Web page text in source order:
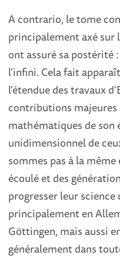
A contrario, le tome
principalement axé sur
ont assuré sa
l'infini. Cela fait
l'étendue des travaux
contributions majeures
mathématiques de son
unidimensionnel de
sommes pas à la
écoulé et des
progresser leur
principalement en
Göttingen, mais aussi
généralement dans